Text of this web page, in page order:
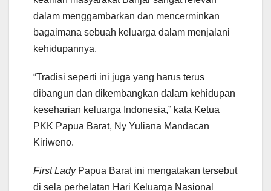
dalam menggambarkan dan mencerminkan
bagaimana sebuah keluarga dalam menjalani
kehidupannya.
“Tradisi seperti ini juga yang harus terus
dibangun dan dikembangkan dalam kehidupan
keseharian keluarga Indonesia,” kata Ketua
PKK Papua Barat, Ny Yuliana Mandacan
Kiriweno.
First LadyPapua Barat ini mengatakan tersebut
di sela perhelatan Hari Keluarga Nasional